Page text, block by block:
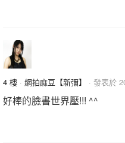
4 樓 · 網拍麻豆【新彌】 · 發表於
好棒的臉書世界壓!!! ^^